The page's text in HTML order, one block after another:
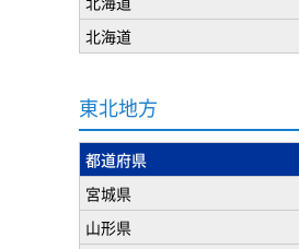
北海道
東北地方
都道府県
宮城県
山形県